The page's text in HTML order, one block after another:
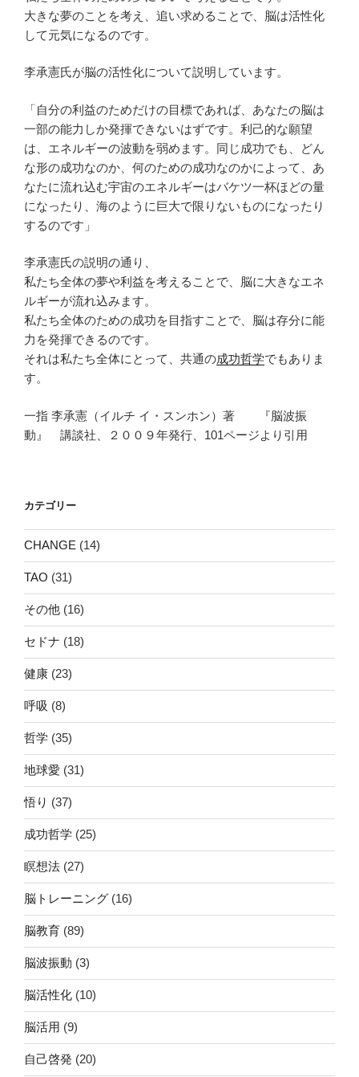
大きな夢のことを考え、追い求めることで、脳は活性化
して元気になるのです。
李承憲氏が脳の活性化について説明しています。
「自分の利益のためだけの目標であれば、あなたの脳は
一部の能力しか発揮できないはずです。利己的な願望
は、エネルギーの波動を弱めます。同じ成功でも、どん
な形の成功なのか、何のための成功なのかによって、あ
なたに流れ込む宇宙のエネルギーはバケツ一杯ほどの量
になったり、海のように巨大で限りないものになったり
するのです」
李承憲氏の説明の通り、
私たち全体の夢や利益を考えることで、脳に大きなエネ
ルギーが流れ込みます。
私たち全体のための成功を目指すことで、脳は存分に能
力を発揮できるのです。
それは私たち全体にとって、共通の成功哲学でもありま
す。
一指 李承憲（イルチ イ・スンホン）著 『脳波振
動』 講談社、２００９年発行、101ページより引用
カテゴリー
CHANGE (14)
TAO (31)
その他 (16)
セドナ (18)
健康 (23)
呼吸 (8)
哲学 (35)
地球愛 (31)
悟り (37)
成功哲学 (25)
瞑想法 (27)
脳トレーニング (16)
脳教育 (89)
脳波振動 (3)
脳活性化 (10)
脳活用 (9)
自己啓発 (20)